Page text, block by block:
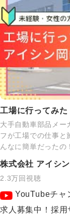
工場に行ってみた
大手自動車部品メー
フが工場での仕事と
んなに簡単だったの！
株式会社 アイシン
2.3万回視聴
YouTubeチャ
求人募集中！採用